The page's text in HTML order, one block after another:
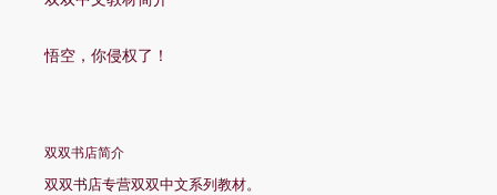
悟空，你侵权了！
双双书店简介
双双书店专营双双中文系列教材。